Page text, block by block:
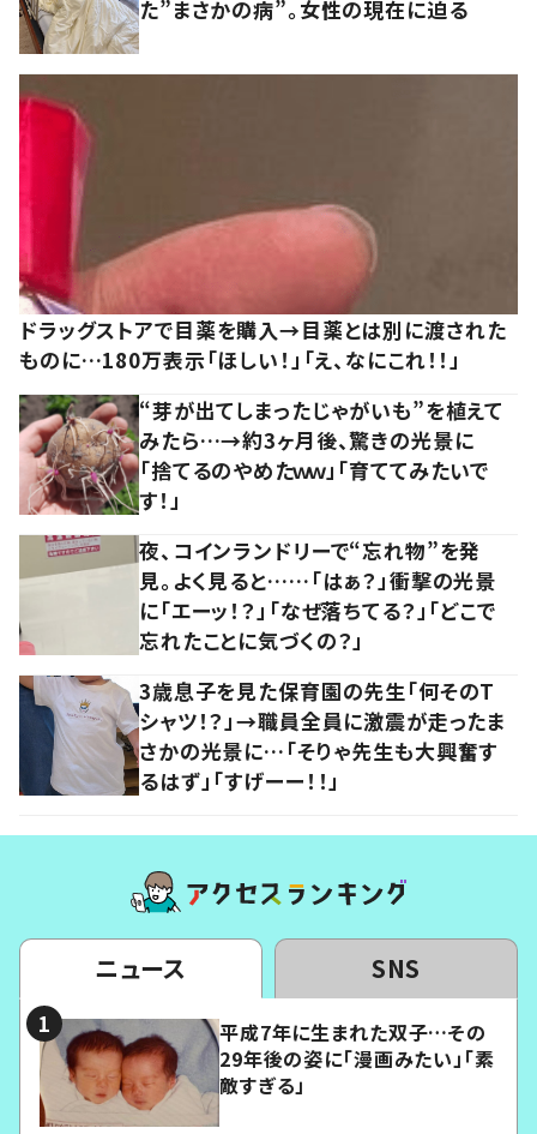
た”まさかの病”。女性の現在に迫る
ドラッグストアで目薬を購入→目薬とは別に渡された
ものに…180万表示「ほしい！」「え、なにこれ！！」
“芽が出てしまったじゃがいも”を植えて
みたら…→約3ヶ月後、驚きの光景に
「捨てるのやめたｗｗ」「育ててみたいで
す！」
夜、コインランドリーで“忘れ物”を発
見。よく見ると……「はぁ？」衝撃の光景
に「エーッ！？」「なぜ落ちてる？」「どこで
忘れたことに気づくの？」
3歳息子を見た保育園の先生「何そのT
シャツ！？」→職員全員に激震が走ったま
さかの光景に…「そりゃ先生も大興奮す
るはず」「すげーー！！」
ニュース SNS
平成7年に生まれた双子…その
29年後の姿に「漫画みたい」「素
敵すぎる」